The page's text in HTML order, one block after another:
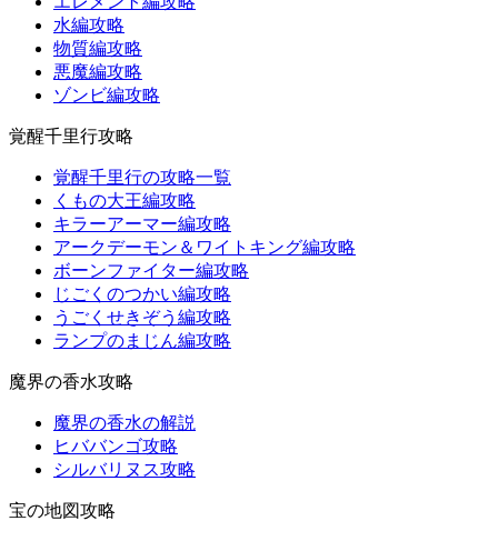
水編攻略
物質編攻略
悪魔編攻略
ゾンビ編攻略
覚醒千里行攻略
覚醒千里行の攻略一覧
くもの大王編攻略
キラーアーマー編攻略
アークデーモン＆ワイトキング編攻略
ボーンファイター編攻略
じごくのつかい編攻略
うごくせきぞう編攻略
ランプのまじん編攻略
魔界の香水攻略
魔界の香水の解説
ヒババンゴ攻略
シルバリヌス攻略
宝の地図攻略